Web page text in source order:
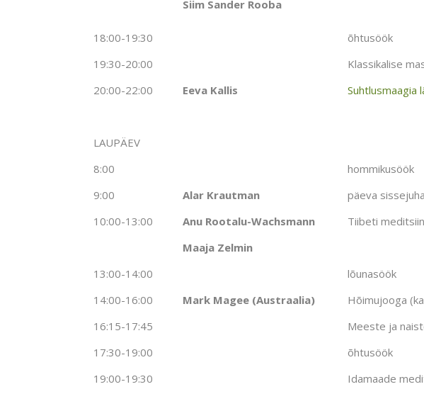
Siim Sander Rooba
18:00-19:30
õhtusöök
19:30-20:00
Klassikalise
20:00-22:00
Eeva Kallis
Suhtlusmaagia
LAUPÄEV
8:00
hommikusöök
9:00
Alar Krautman
päeva
10:00-13:00
Anu Rootalu-Wachsmann
Tiibeti
Maaja Zelmin
13:00-14:00
lõunasöök
14:00-16:00
Mark Magee (Austraalia)
Hõimujooga
16:15-17:45
Meeste ja
17:30-19:00
õhtusöök
19:00-19:30
Idamaade